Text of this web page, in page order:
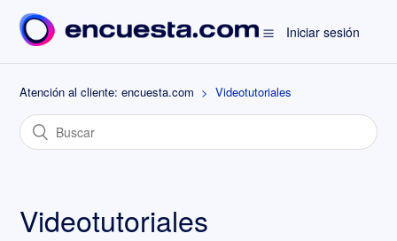
Iniciar sesión
Atención al cliente: encuesta.com Videotutoriales
Videotutoriales